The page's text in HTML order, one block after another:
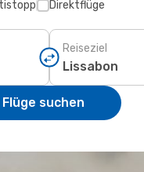
Direktflüge
Reiseziel
Flüge suchen